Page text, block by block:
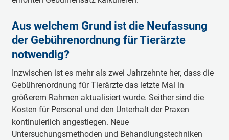
Aus welchem Grund ist die Neufassung
der Gebührenordnung für Tierärzte
notwendig?
Inzwischen ist es mehr als zwei Jahrzehnte her, dass die
Gebührenordnung für Tierärzte das letzte Mal in
größerem Rahmen aktualisiert wurde. Seither sind die
Kosten für Personal und den Unterhalt der Praxen
kontinuierlich angestiegen. Neue
Untersuchungsmethoden und Behandlungstechniken